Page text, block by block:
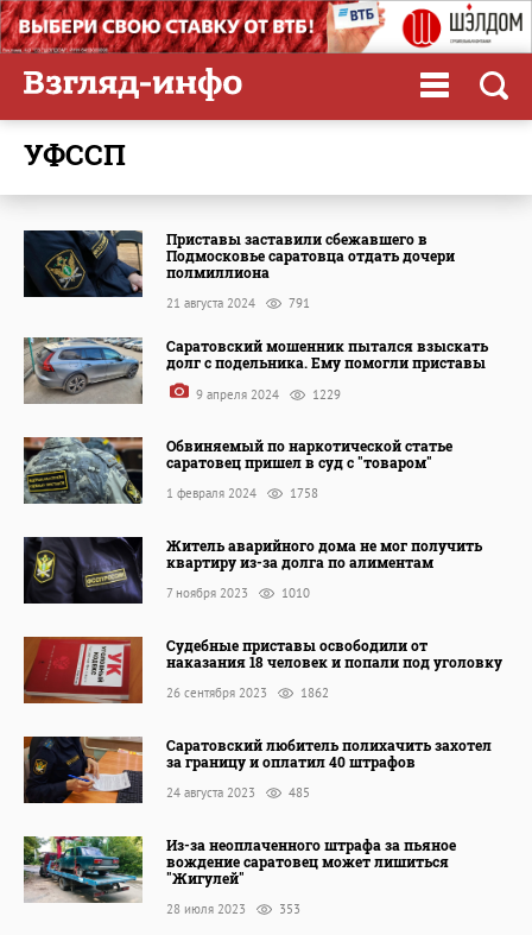
УФССП
Приставы заставили сбежавшего в
Подмосковье саратовца отдать дочери
полмиллиона
21 августа 2024 791
Саратовский мошенник пытался взыскать
долг с подельника. Ему помогли приставы
9 апреля 2024 1229
Обвиняемый по наркотической статье
саратовец пришел в суд с "товаром"
1 февраля 2024 1758
Житель аварийного дома не мог получить
квартиру из-за долга по алиментам
7 ноября 2023 1010
Судебные приставы освободили от
наказания 18 человек и попали под уголовку
26 сентября 2023 1862
Саратовский любитель полихачить захотел
за границу и оплатил 40 штрафов
24 августа 2023 485
Из-за неоплаченного штрафа за пьяное
вождение саратовец может лишиться
"Жигулей"
28 июля 2023 353